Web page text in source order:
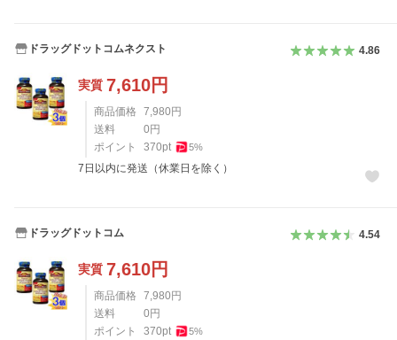
ドラッグドットコムネクスト 4.86
実質 7,610円
商品価格 7,980 円
送料
0 円
ポイント
370pt 5%
7日以内に発送（休業日を除く）
ドラッグドットコム 4.54
実質 7,610円
商品価格 7,980 円
送料
0 円
ポイント
370pt 5%